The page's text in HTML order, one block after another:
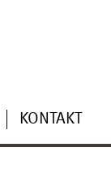
KONTAKT